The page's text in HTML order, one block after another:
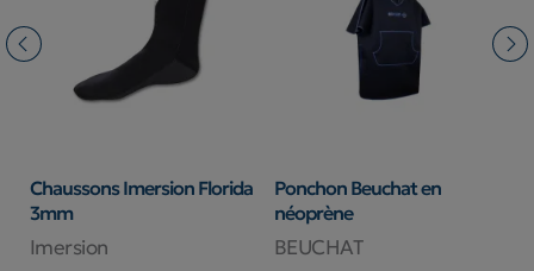
Chaussons Imersion Florida
3mm
Imersion
Ponchon Beuchat en
néoprène
BEUCHAT